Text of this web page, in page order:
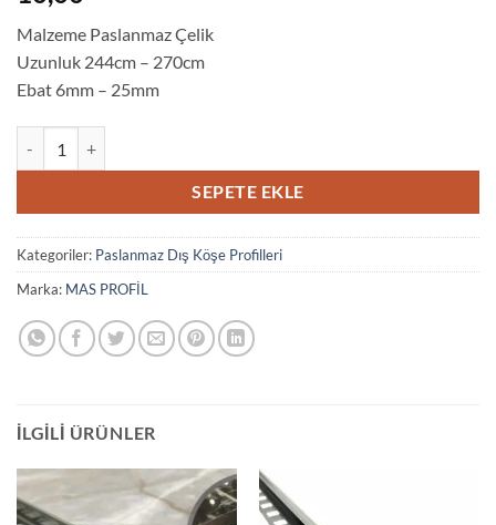
Malzeme Paslanmaz Çelik
Uzunluk 244cm – 270cm
Ebat 6mm – 25mm
SEPETE EKLE
Kategoriler: Paslanmaz Dış Köşe Profilleri
Marka: MAS PROFİL
İLGILI ÜRÜNLER